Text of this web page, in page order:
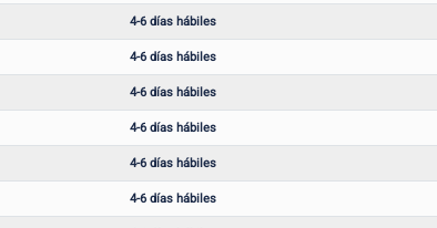
4-6 días hábiles
4-6 días hábiles
4-6 días hábiles
4-6 días hábiles
4-6 días hábiles
4-6 días hábiles